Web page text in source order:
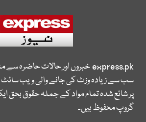
express.pkخبروں اور حالات حاضرہ سے
سب سے زیادہ وزٹ کی جانے والی ویب
پر شائع شدہ تمام مواد کے جملہ حقوق بحق
گروپ محفوظ ہیں۔